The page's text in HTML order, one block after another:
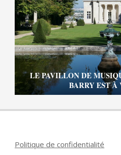
LE PAVILLON DE
BARRY EST À
Politique de confidentialité